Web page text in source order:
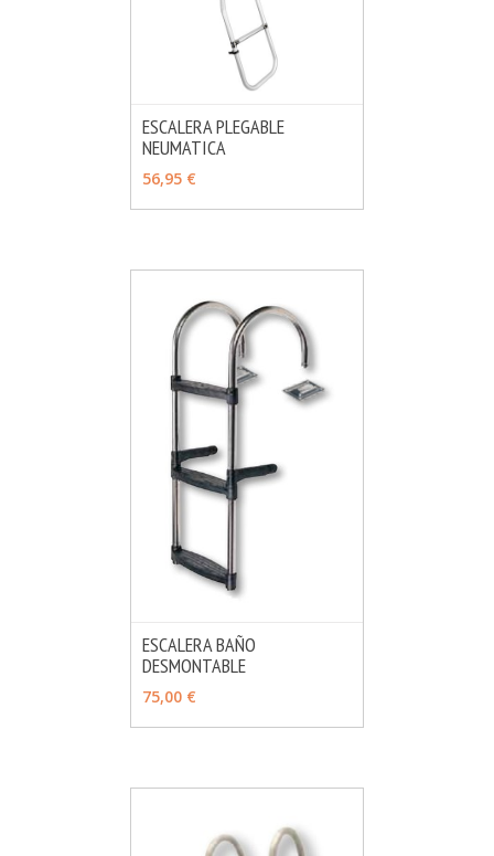
AÑADIR
ESCALERA PLEGABLE
NEUMATICA
56,95 €
VER OPCIONES
ESCALERA BAÑO
DESMONTABLE
75,00 €